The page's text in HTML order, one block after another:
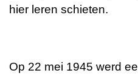
hier leren schieten.
Op 22 mei 1945 werd